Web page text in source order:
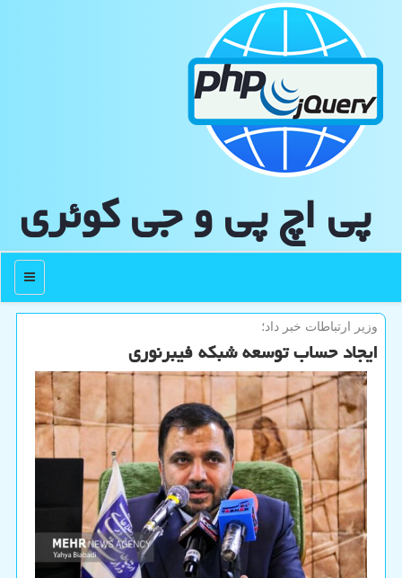
پی اچ پی و جی كوئری
منو
وزیر ارتباطات خبر داد؛
ایجاد حساب توسعه شبکه فیبرنوری